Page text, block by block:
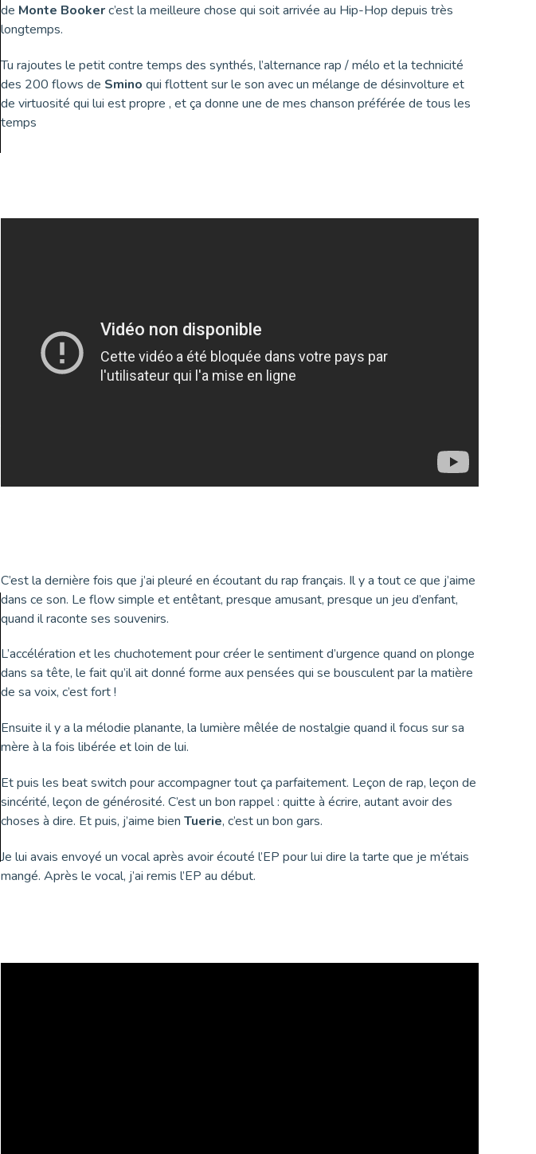
de Monte Bookerc’est la meilleure chose qui soit arrivée au Hip-Hop depuis très
longtemps.
Tu rajoutes le petit contre temps des synthés, l’alternance rap / mélo et la technicité
des 200 flows de Smino qui flottent sur le son avec un mélange de désinvolture et
de virtuosité qui lui est propre , et ça donne une de mes chanson préférée de tous les
temps
C’est la dernière fois que j’ai pleuré en écoutant du rap français. Il y a tout ce que j’aime
dans ce son. Le flow simple et entêtant, presque amusant, presque un jeu d’enfant,
quand il raconte ses souvenirs.
L’accélération et les chuchotement pour créer le sentiment d’urgence quand on plonge
dans sa tête, le fait qu’il ait donné forme aux pensées qui se bousculent par la matière
de sa voix, c’est fort !
Ensuite il y a la mélodie planante, la lumière mêlée de nostalgie quand il focus sur sa
mère à la fois libérée et loin de lui.
Et puis les beat switch pour accompagner tout ça parfaitement. Leçon de rap, leçon de
sincérité, leçon de générosité. C’est un bon rappel : quitte à écrire, autant avoir des
choses à dire. Et puis, j’aime bien Tuerie, c’est un bon gars.
Je lui avais envoyé un vocal après avoir écouté l’EP pour lui dire la tarte que je m’étais
mangé. Après le vocal, j’ai remis l’EP au début.